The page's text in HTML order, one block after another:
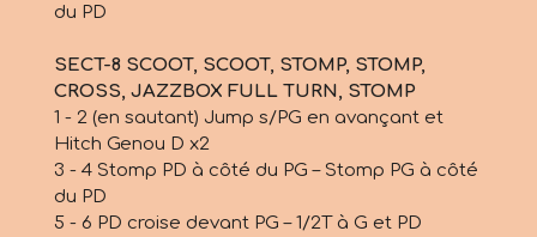
du PD
SECT-8 SCOOT, SCOOT, STOMP, STOMP,
CROSS, JAZZBOX FULL TURN, STOMP
1 - 2 (en sautant) Jump s/PG en avançant et
Hitch Genou D x2
3 - 4 Stomp PD à côté du PG – Stomp PG à côté
du PD
5 - 6 PD croise devant PG – 1/2T à G et PD